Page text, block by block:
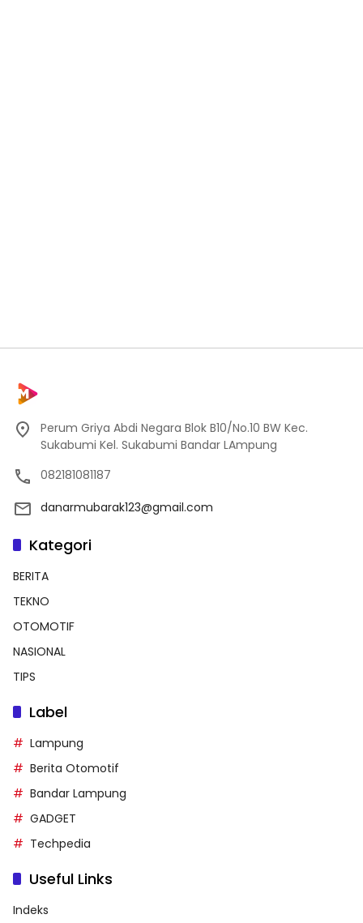
Perum Griya Abdi Negara Blok B10/No.10 BW Kec.
Sukabumi Kel. Sukabumi Bandar LAmpung
082181081187
danarmubarak123@gmail.com
Kategori
BERITA
TEKNO
OTOMOTIF
NASIONAL
TIPS
Label
Lampung
Berita Otomotif
Bandar Lampung
GADGET
Techpedia
Useful Links
Indeks